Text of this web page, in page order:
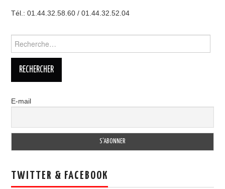
Tél.: 01.44.32.58.60 / 01.44.32.52.04
E-mail
TWITTER & FACEBOOK